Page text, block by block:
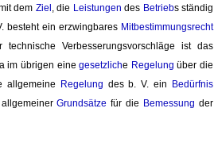
dem Ziel , die Leistungen des Betriebs ständig
besteht ein erzwingbares Mitbestimmungsrecht
Verbesserungsvorschläge ist das
im übrigen einegesetzliche Regelung über die
allgemeine Regelung des b. V. ein
Bedürfnis
allgemeiner Grundsätze für die Bemessung der